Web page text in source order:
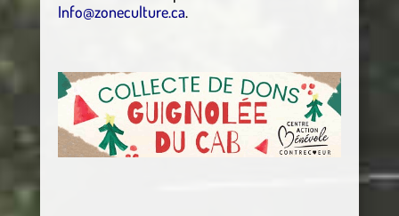
Info@zoneculture.ca.